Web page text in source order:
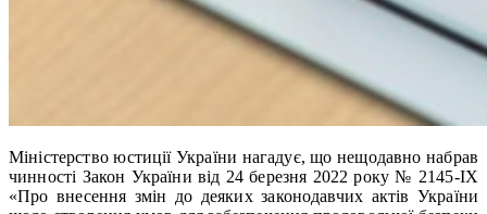
Міністерство юстиції України нагадує, що нещодавно набрав
чинності Закон України від 24 березня 2022 року № 2145-IX
«Про внесення змін до деяких законодавчих актів України